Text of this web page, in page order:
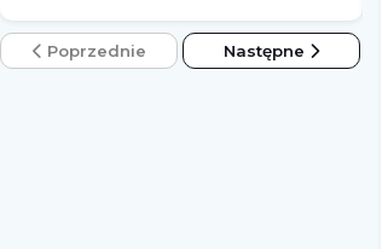
Poprzednie Następne